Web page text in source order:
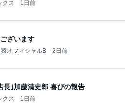
クス 1日前
ざいます
オフィシャルB 2日前
長｣加藤清史郎 喜びの報告
クス 1日前